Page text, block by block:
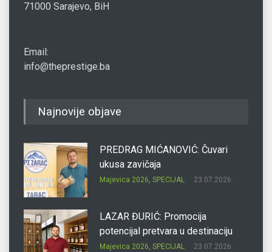
71000 Sarajevo, BiH
Email:
info@theprestige.ba
Najnovije objave
PREDRAG MIĆANOVIĆ: Čuvari
ukusa zavičaja
Majevica 2026, SPECIJAL 23.07.2026.
LAZAR ĐURIĆ: Promocija
potencijal pretvara u destinaciju
Majevica 2026, SPECIJAL 23.07.2026.